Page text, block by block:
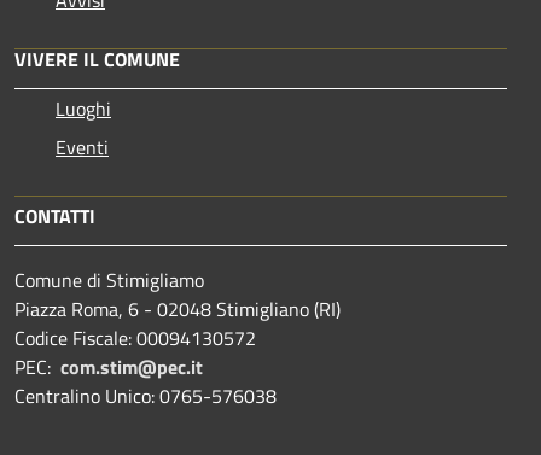
VIVERE IL COMUNE
Luoghi
Eventi
CONTATTI
Comune di Stimigliamo
Piazza Roma, 6 - 02048 Stimigliano (RI)
Codice Fiscale: 00094130572
PEC: com.stim@pec.it
Centralino Unico: 0765-576038